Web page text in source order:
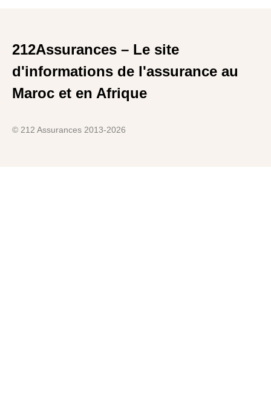
212Assurances – Le site
d'informations de l'assurance au
Maroc et en Afrique
© 212 Assurances 2013-2026